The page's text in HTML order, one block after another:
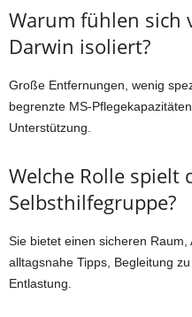
Warum fühlen sich
Darwin isoliert?
Große Entfernungen, wenig
begrenzte MS-
Unterstützung.
Welche Rolle spielt
Selbsthilfegruppe?
Sie bietet einen sicheren Raum,
alltagsnahe Tipps, Begleitung
Entlastung.